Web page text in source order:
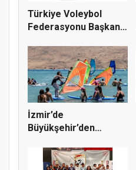
Türkiye Voleybol
Federasyonu Başkanı
İzmir’de
Büyükşehir’den
deneyim...